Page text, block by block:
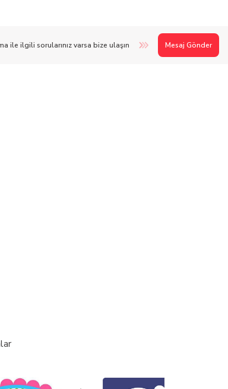
ile ilgili sorularınız varsa bize ulaşın Mesaj Gönder